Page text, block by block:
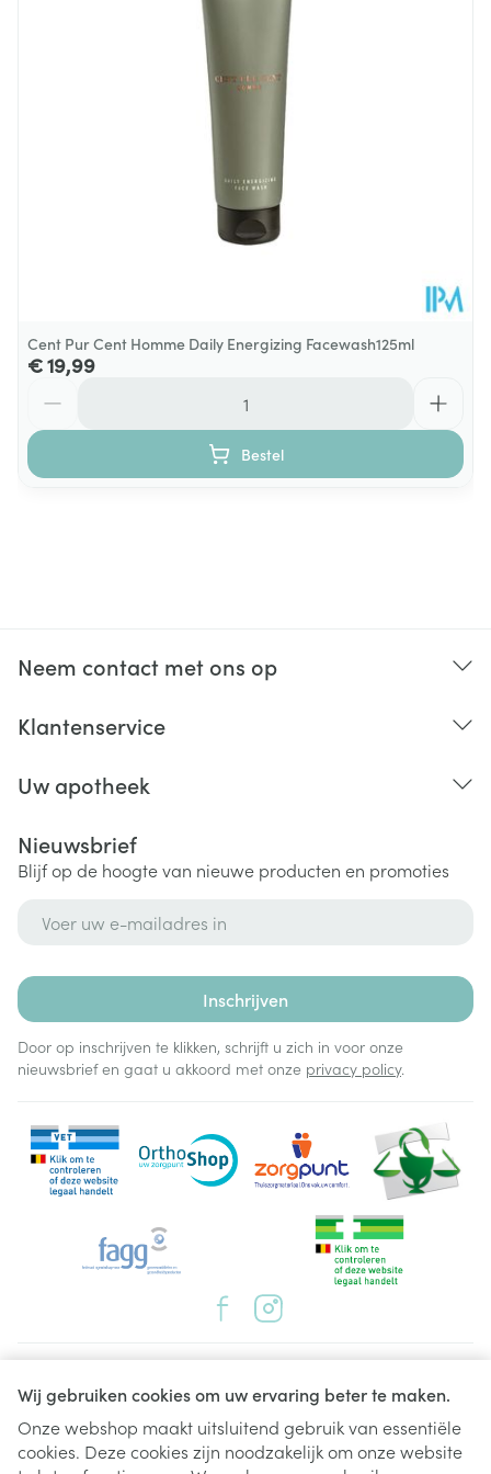
Wij gebruiken cookies om uw ervaring beter te maken.
Onze webshop maakt uitsluitend gebruik van essentiële
cookies. Deze cookies zijn noodzakelijk om onze website
Cent Pur Cent Homme Daily Energizing Facewash125ml
€ 19,99
Bestel
Neem contact met ons op
Klantenservice
Uw apotheek
Nieuwsbrief
Blijf op de hoogte van nieuwe producten en promoties
Inschrijven
Door op inschrijven te klikken, schrijft u zich in voor onze
nieuwsbrief en gaat u akkoord met onze privacy policy.
Juridische links